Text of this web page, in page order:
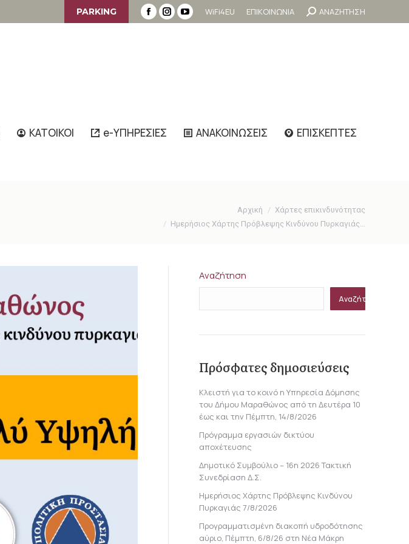
PARKING
Facebook
Instagram
YouTube
WiFi4EU ΕΠΙΚΟΙΝΩΝΙΑ Search:
ΑΝΑΖΗΤΗΣΗ
ΚΑΤΟΙΚΟΙ e-ΥΠΗΡΕΣΙΕΣ ΑΝΑΚΟΙΝΩΣΕΙΣ ΕΠΙΣΚΕΠΤΕΣ
Αρχική
Χάρτες επικινδυνότητας
Ημερήσιος Χάρτης Πρόβλεψης Κινδύνου Πυρκαγιάς…
Αναζήτηση
Αναζήτηση
Πρόσφατες δημοσιεύσεις
Κλειστή για το κοινό η Υπηρεσία Δόμησης
του Δήμου Μαραθώνος από τη Δευτέρα 10
έως και την Πέμπτη, 14/8/2026
Πρόγραμμα εργασιών δικτύου
αποχέτευσης
Δημοτικό Συμβούλιο – 16η 2026 Τακτική
Συνεδρίαση Δ.Σ.
Ημερήσιος Χάρτης Πρόβλεψης Κινδύνου
Πυρκαγιάς 7/8/2026
Προγραμματισμένη διακοπή υδροδότησης
αύριο, Πέμπτη, 6/8/26 στη Νέα Μάκρη